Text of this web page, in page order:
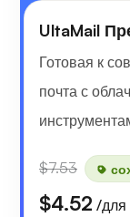
UltaMail
Готовая к
почта с
$7.53
$4.52 /для